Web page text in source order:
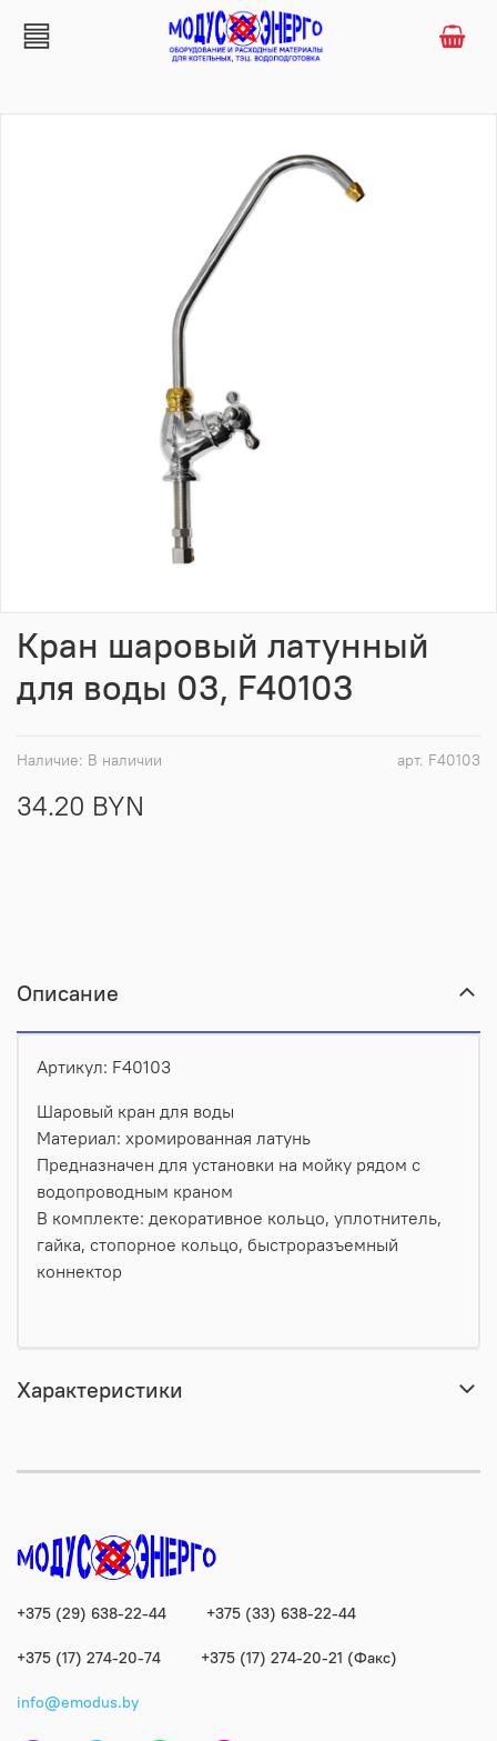
арт. F40103
Наличие: В наличии
Кран шаровый латунный
для воды 03, F40103
34.20 BYN
Описание
Артикул: F40103
Шаровый кран для воды
Материал: хромированная латунь
Предназначен для установки на мойку рядом с
водопроводным краном
В комплекте: декоративное кольцо, уплотнитель,
гайка, стопорное кольцо, быстроразъемный
коннектор
Характеристики
+375 (29) 638-22-44 +375 (33) 638-22-44
+375 (17) 274-20-74 +375 (17) 274-20-21 (Факс)
info@emodus.by